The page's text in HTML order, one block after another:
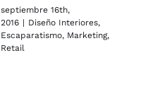
septiembre 16th,
2016 | Diseño Interiores,
Escaparatismo, Marketing,
Retail